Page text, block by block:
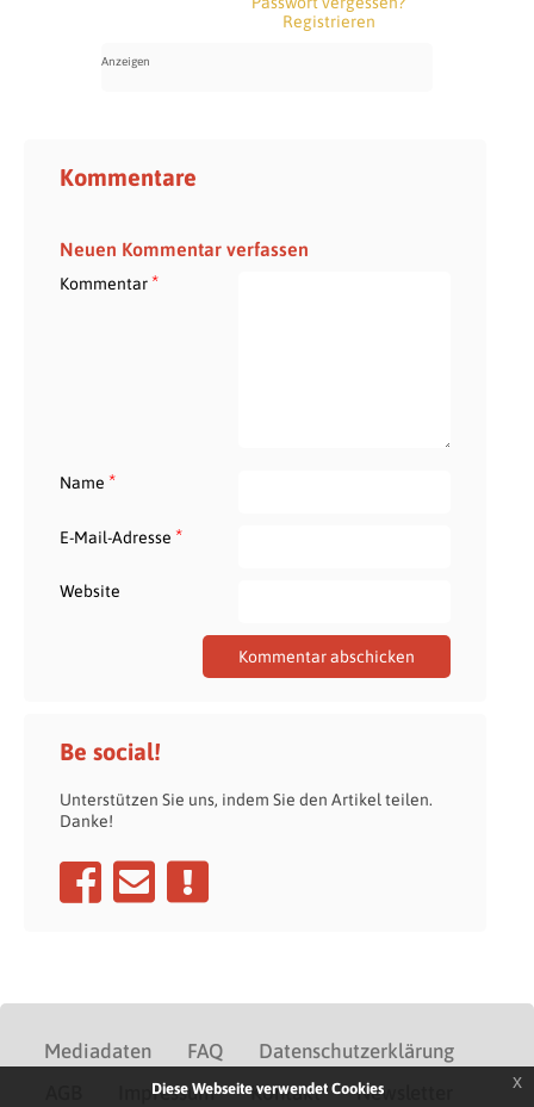
Registrieren
Kommentare
Neuen Kommentar verfassen
Kommentar*
Name *
E-Mail-Adresse *
Website
Be social!
Unterstützen Sie uns, indem Sie den Artikel teilen.
Danke!
Mediadaten FAQ
Datenschutzerklärung
Impressum Kontakt Newsletter
Diese Webseite verwendet Cookies
x